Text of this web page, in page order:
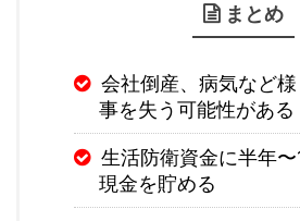
まとめ
会社倒産、病気など
事を失う可能性がある
生活防衛資金に半年
現金を貯める